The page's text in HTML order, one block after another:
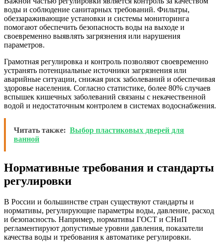
воды и соблюдение санитарных требований. Фильтры,
обеззараживающие установки и системы мониторинга
помогают обеспечить безопасность воды на выходе и
своевременно выявлять загрязнения или нарушения
параметров.
Грамотная регулировка и контроль позволяют своевременно
устранять потенциальные источники загрязнения или
аварийные ситуации, снижая риск заболеваний и обеспечивая
здоровье населения. Согласно статистике, более 80% случаев
вспышек кишечных заболеваний связаны с некачественной
водой и недостаточным контролем в системах водоснабжения.
Читать также: Выбор пластиковых дверей для
ванной
Нормативные требования и стандарты
регулировки
В России и большинстве стран существуют стандарты и
нормативы, регулирующие параметры воды, давление, расход
и безопасность. Например, нормативы ГОСТ и СНиП
регламентируют допустимые уровни давления, показатели
качества воды и требования к автоматике регулировки.